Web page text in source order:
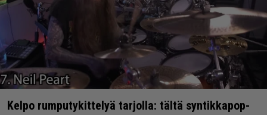
Kelpo rumputykittelyä tarjolla: tältä syntikkapop-